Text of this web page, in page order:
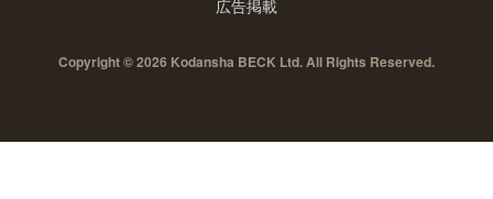
広告掲載
Copyright © 2026 Kodansha BECK Ltd. All Rights Reserved.